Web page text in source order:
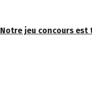
Notre jeu concours